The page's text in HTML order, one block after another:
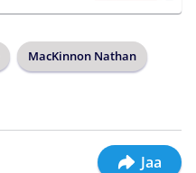
MacKinnon Nathan
Jaa